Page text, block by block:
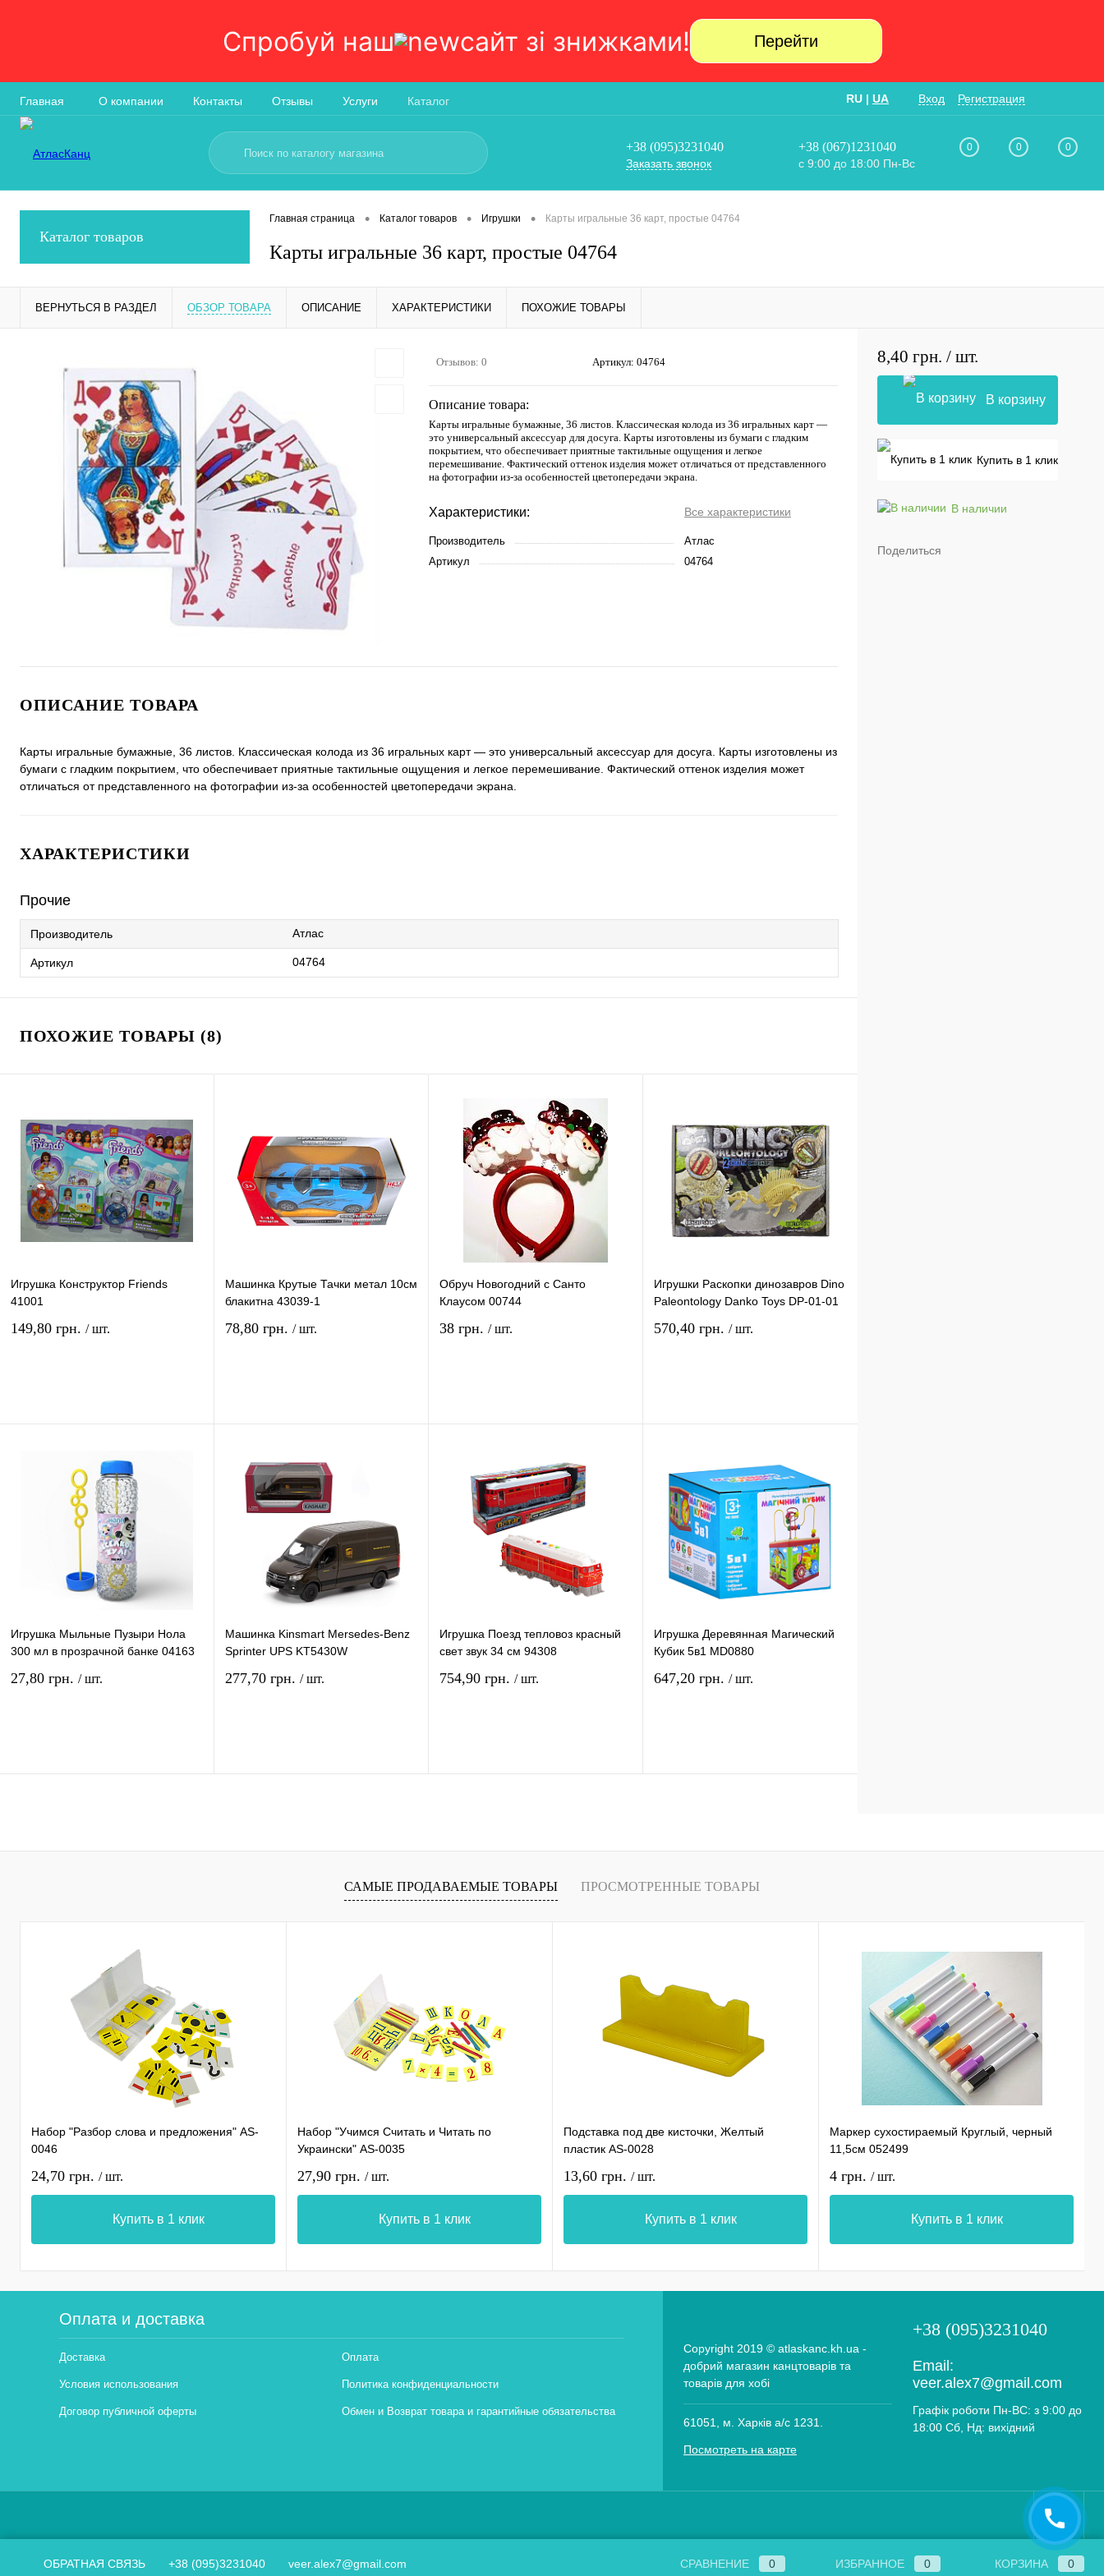
Спробуй наш сайт зi знижками! Перейти
Главная О компании Контакты Отзывы Услуги Каталог RU | UA Вход Регистрация
+38 (095)3231040
Заказать звонок
+38 (067)1231040
с 9:00 до 18:00 Пн-Вс
0 0 0
Каталог товаров
Главная страница • Каталог товаров • Игрушки • Карты игральные 36 карт, простые 04764
Карты игральные 36 карт, простые 04764
ВЕРНУТЬСЯ В РАЗДЕЛ ОБЗОР ТОВАРА ОПИСАНИЕ ХАРАКТЕРИСТИКИ ПОХОЖИЕ ТОВАРЫ
Отзывов: 0 Артикул: 04764
Описание товара:
Карты игральные бумажные, 36 листов. Классическая колода из 36 игральных карт —
это универсальный аксессуар для досуга. Карты изготовлены из бумаги с гладким
покрытием, что обеспечивает приятные тактильные ощущения и легкое
перемешивание. Фактический оттенок изделия может отличаться от представленного
на фотографии из-за особенностей цветопередачи экрана.
Характеристики: Все характеристики
Производитель
Атлас
Артикул
04764
ОПИСАНИЕ ТОВАРА
Карты игральные бумажные, 36 листов. Классическая колода из 36 игральных карт — это универсальный аксессуар для досуга. Карты изготовлены из
бумаги с гладким покрытием, что обеспечивает приятные тактильные ощущения и легкое перемешивание. Фактический оттенок изделия может
отличаться от представленного на фотографии из-за особенностей цветопередачи экрана.
ХАРАКТЕРИСТИКИ
Прочие
Производитель Атлас
Артикул 04764
ПОХОЖИЕ ТОВАРЫ (8)
Игрушка Конструктор Friends
41001
149,80 грн. / шт.
В избранное
наличии
Машинка Крутые Тачки метал 10см
блакитна 43039-1
78,80 грн. / шт.
В избранное
наличии
Обруч Новогодний с Санто
Клаусом 00744
38 грн. / шт.
наличии
Игрушки Раскопки динозавров Dino
Paleontology Danko Toys DР-01-01
570,40 грн. / шт.
В избранное
наличии
Игрушка Мыльные Пузыри Нола
300 мл в прозрачной банке 04163
27,80 грн. / шт.
Машинка Kinsmart Mersedes-Benz
Sprinter UPS KT5430W
277,70 грн. / шт.
Игрушка Поезд тепловоз красный
свет звук 34 см 94308
754,90 грн. / шт.
Игрушка Деревянная Магический
Кубик 5в1 MD0880
647,20 грн. / шт.
8,40 грн. / шт.
В корзину
Купить в 1 клик
В наличии
Поделиться
САМЫЕ ПРОДАВАЕМЫЕ ТОВАРЫ ПРОСМОТРЕННЫЕ ТОВАРЫ
Набор "Разбор слова и предложения" AS-
0046
24,70 грн. / шт.
Купить в 1 клик
Набор "Учимся Считать и Читать по
Украински" AS-0035
27,90 грн. / шт.
Купить в 1 клик
Подставка под две кисточки, Желтый
пластик AS-0028
13,60 грн. / шт.
Купить в 1 клик
Маркер сухостираемый Круглый, черный
11,5см 052499
4 грн. / шт.
Купить в 1 клик
Оплата и доставка
Доставка Оплата
Условия использования Политика конфиденциальности
Договор публичной оферты Обмен и Возврат товара и гарантийные обязательства
Copyright 2019 © atlaskanc.kh.ua -
добрий магазин канцтоварів та
товарів для хобі
61051, м. Харків а/с 1231.
Посмотреть на карте
+38 (095)3231040
Email:
veer.alex7@gmail.com
Графік роботи Пн-ВС: з 9:00 до
18:00 Сб, Нд: вихідний
ОБРАТНАЯ СВЯЗЬ +38 (095)3231040 veer.alex7@gmail.com СРАВНЕНИЕ 0 ИЗБРАННОЕ 0 КОРЗИНА 0